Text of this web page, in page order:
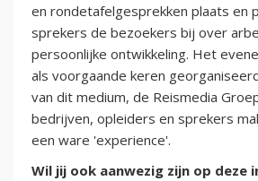
en rondetafelgesprekken plaats en
sprekers de bezoekers bij over
persoonlijke ontwikkeling. Het
als voorgaande keren
van dit medium, de Reismedia
bedrijven, opleiders en sprekers
een ware 'experience'.
Wil jij ook aanwezig zijn op deze